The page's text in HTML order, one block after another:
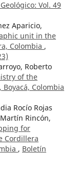
Vol. 49
Aparicio,
unit in the
Colombia ,
Roberto
of the
Colombia
Rocío Rojas
Rincón,
for
Cordillera
, Boletín